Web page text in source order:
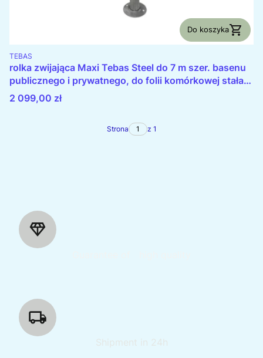
Do koszyka
PRODUCENT
TEBAS
rolka zwijająca Maxi Tebas Steel do 7 m szer. basenu
publicznego i prywatnego, do folii komórkowej stała
statywy ze stali, rury aluminiowe PROFILOWANE
Cena
2 099,00 zł
Strona z 1
Shipment in 24h